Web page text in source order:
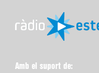
Amb el suport de: